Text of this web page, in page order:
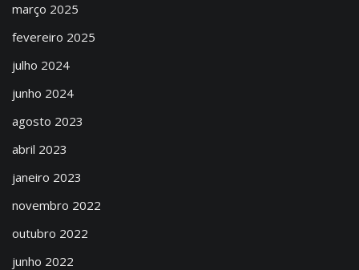
março 2025
fevereiro 2025
julho 2024
junho 2024
agosto 2023
abril 2023
janeiro 2023
novembro 2022
outubro 2022
junho 2022